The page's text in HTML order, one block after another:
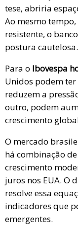
tese, abriria
Ao mesmo
resistente, o
postura cautelosa.
Para o Ibovespa
Unidos podem
reduzem a
outro, podem
crescimento
O mercado
há combinação
crescimento
juros nos EUA. O
resolve essa
indicadores que
emergentes.